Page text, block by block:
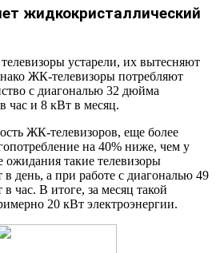
жидкокристаллический
устарели, их вытесняют
ЖК-телевизоры потребляют
с диагональю 32 дюйма
час и 8 кВт в месяц.
ЖК-телевизоров, еще более
на 40% ниже, чем у
такие телевизоры
день, а при работе с диагональю 49
час. В итоге, за месяц такой
20 кВт электроэнергии.